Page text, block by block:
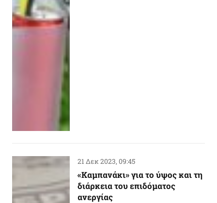
21 Δεκ 2023, 09:45
«Kαμπανάκι» για το ύψος και τη
διάρκεια του επιδόματος
ανεργίας